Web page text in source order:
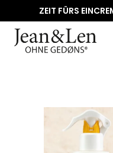
ZEIT FÜRS
Bildergalerie